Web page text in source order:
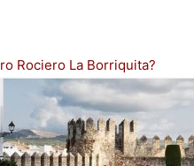
Rociero La Borriquita?